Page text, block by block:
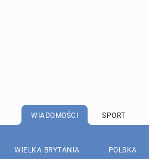
WIADOMOŚCI SPORT
WIELKA BRYTANIA POLSKA